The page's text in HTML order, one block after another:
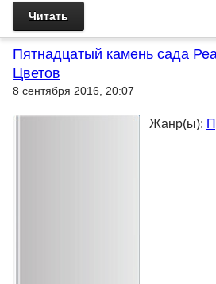
Читать
Пятнадцатый камень сада
Цветов
8 сентября 2016, 20:07
Жанр(ы):